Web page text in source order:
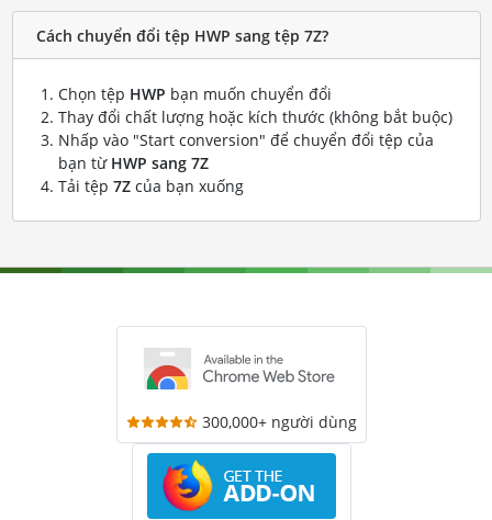
Cách chuyển đổi tệp HWP sang tệp 7Z?
Chọn tệp HWP bạn muốn chuyển đổi
Thay đổi chất lượng hoặc kích thước (không bắt buộc)
Nhấp vào "Start conversion" để chuyển đổi tệp của
bạn từ HWP sang 7Z
Tải tệp 7Zcủa bạn xuống
300,000+ người dùng